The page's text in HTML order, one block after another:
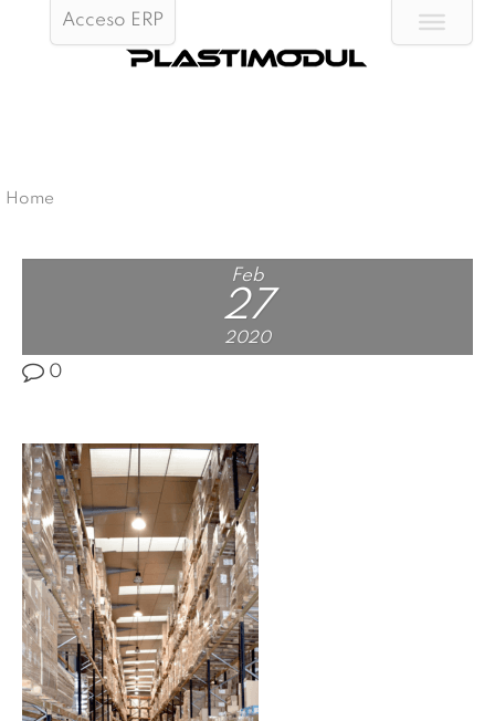
Acceso ERP
Home
Feb
27
2020
0